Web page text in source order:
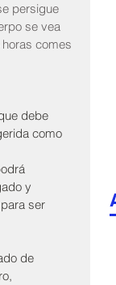
persigue
se vea
comes
debe
como
y
ser
de